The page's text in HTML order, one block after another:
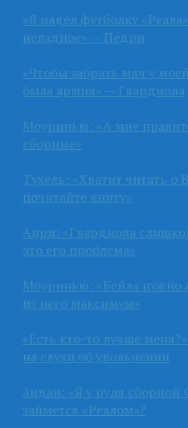
«Я надел футболку
неладное» — Педри
«Чтобы забрать мяч у
была армия» — Гвардиола
Моуринью: «А мне
сборные»
Тухель: «Хватит читать о
почитайте книгу»
Анри: «Гвардиола
это его проблема»
Моуринью: «Бейла нужно
из него максимум»
«Есть кто-то лучше
на слухи об увольнении
Зидан: «Я у руля сборной
займётся «Реалом»?